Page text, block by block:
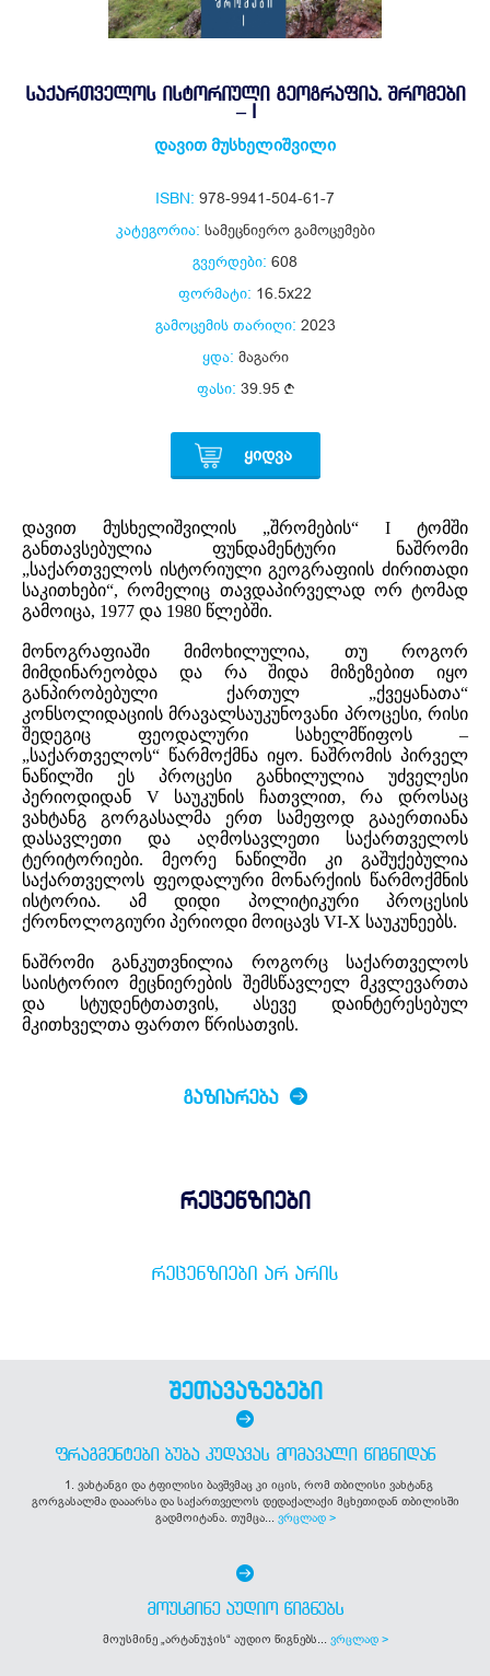
ᲡᲐᲥᲐᲠᲗᲕᲔᲚᲝᲡ ᲘᲡᲢᲝᲠᲘᲣᲚᲘ ᲒᲔᲝᲒᲠᲐᲤᲘᲐ. ᲨᲠᲝᲛᲔᲑᲘ
– I
დავით მუსხელიშვილი
ISBN: 978-9941-504-61-7
კატეგორია: სამეცნიერო გამოცემები
გვერდები: 608
ფორმატი: 16.5x22
გამოცემის თარიღი: 2023
ყდა: მაგარი
ფასი: 39.95
ᲧᲘᲓᲕᲐ
დავით მუსხელიშვილის „შრომების“ I ტომში
განთავსებულია ფუნდამენტური ნაშრომი
„საქართველოს ისტორიული გეოგრაფიის ძირითადი
საკითხები“, რომელიც თავდაპირველად ორ ტომად
გამოიცა, 1977 და 1980 წლებში.
მონოგრაფიაში მიმოხილულია, თუ როგორ
მიმდინარეობდა და რა შიდა მიზეზებით იყო
განპირობებული ქართულ „ქვეყანათა“
კონსოლიდაციის მრავალსაუკუნოვანი პროცესი, რისი
შედეგიც ფეოდალური სახელმწიფოს –
„საქართველოს“ წარმოქმნა იყო. ნაშრომის პირველ
ნაწილში ეს პროცესი განხილულია უძველესი
პერიოდიდან V საუკუნის ჩათვლით, რა დროსაც
ვახტანგ გორგასალმა ერთ სამეფოდ გააერთიანა
დასავლეთი და აღმოსავლეთი საქართველოს
ტერიტორიები. მეორე ნაწილში კი გაშუქებულია
საქართველოს ფეოდალური მონარქიის წარმოქმნის
ისტორია. ამ დიდი პოლიტიკური პროცესის
ქრონოლოგიური პერიოდი მოიცავს VI-X საუკუნეებს.
ნაშრომი განკუთვნილია როგორც საქართველოს
საისტორიო მეცნიერების შემსწავლელ მკვლევართა
და სტუდენტთათვის, ასევე დაინტერესებულ
მკითხველთა ფართო წრისათვის.
ᲒᲐᲖᲘᲐᲠᲔᲑᲐ
რეცენზიები
ᲠᲔᲪᲔᲜᲖᲘᲔᲑᲘ ᲐᲠ ᲐᲠᲘᲡ
შეთავაზებები
ᲤᲠᲐᲒᲛᲔᲜᲢᲔᲑᲘ ᲑᲣᲑᲐ ᲙᲣᲓᲐᲕᲐᲡ ᲛᲝᲛᲐᲕᲐᲚᲘ ᲬᲘᲒᲜᲘᲓᲐᲜ
1. ვახტანგი და ტფილისი ბავშვმაც კი იცის, რომ თბილისი ვახტანგ
გორგასალმა დააარსა და საქართველოს დედაქალაქი მცხეთიდან თბილისში
გადმოიტანა. თუმცა... ვრცლად >
ᲛᲝᲣᲡᲛᲘᲜᲔ ᲐᲣᲓᲘᲝ ᲬᲘᲒᲜᲔᲑᲡ
მოუსმინე „არტანუჯის“ აუდიო წიგნებს... ვრცლად >